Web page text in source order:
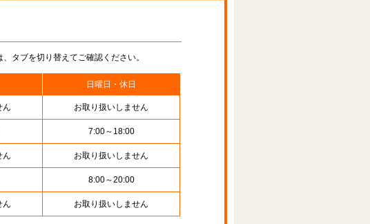
タブを切り替えてご確認ください。
日曜日・休日
ん お取り扱いしません
7:00～18:00
ん お取り扱いしません
8:00～20:00
ん お取り扱いしません